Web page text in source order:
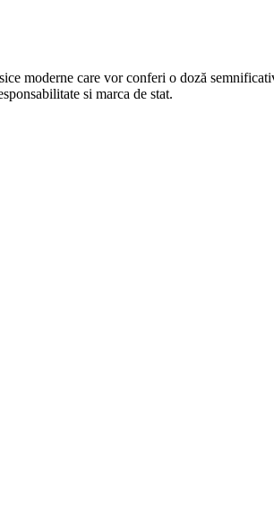
moderne care vor conferi o doză
si marca de stat.